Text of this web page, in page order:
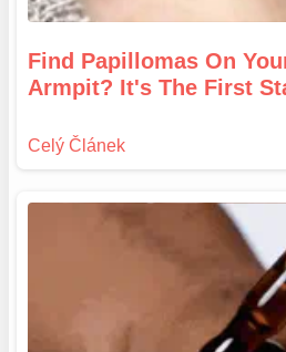
Find Papillomas On
Armpit? It's The First